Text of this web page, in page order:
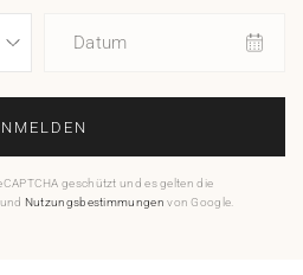
Datum
geschützt und es gelten die
und Nutzungsbestimmungen von Google.